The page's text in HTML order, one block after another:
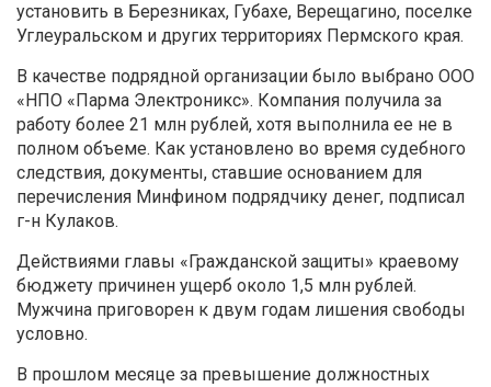
установить в Березниках, Губахе, Верещагино, поселке
Углеуральском и других территориях Пермского края.
В качестве подрядной организации было выбрано ООО
«НПО «Парма Электроникс». Компания получила за
работу более 21 млн рублей, хотя выполнила ее не в
полном объеме. Как установлено во время судебного
следствия, документы, ставшие основанием для
перечисления Минфином подрядчику денег, подписал
г-н Кулаков.
Действиями главы «Гражданской защиты» краевому
бюджету причинен ущерб около 1,5 млн рублей.
Мужчина приговорен к двум годам лишения свободы
условно.
В прошлом месяце за превышение должностных